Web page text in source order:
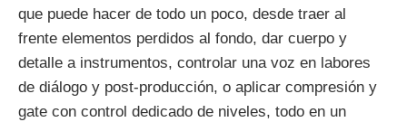
que puede hacer de todo un poco, desde traer al
frente elementos perdidos al fondo, dar cuerpo y
detalle a instrumentos, controlar una voz en labores
de diálogo y post-producción, o aplicar compresión y
gate con control dedicado de niveles, todo en un